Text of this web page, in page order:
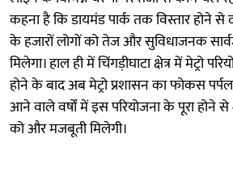
कहना है कि डायमंड पार्क तक विस्तार होने से
के हजारों लोगों को तेज और सुविधाजनक
मिलेगा। हाल ही में चिंगड़ीघाटा क्षेत्र में मेट्रो
होने के बाद अब मेट्रो प्रशासन का फोकस
आने वाले वर्षों में इस परियोजना के पूरा होने
को और मजबूती मिलेगी।